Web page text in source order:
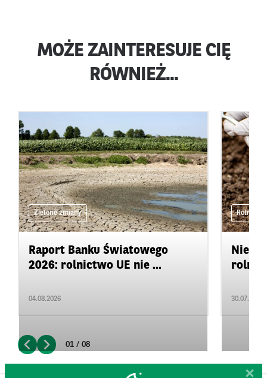
MOŻE ZAINTERESUJE CIĘ
RÓWNIEŻ...
Zielone zmiany
Raport Banku Światowego
2026: rolnictwo UE nie ...
04.08.2026 30.07.2026
01 / 08